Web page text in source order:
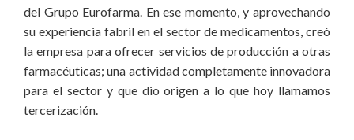
del Grupo Eurofarma. En ese momento, y aprovechando
su experiencia fabril en el sector de medicamentos, creó
la empresa para ofrecer servicios de producción a otras
farmacéuticas; una actividad completamente innovadora
para el sector y que dio origen a lo que hoy llamamos
tercerización.